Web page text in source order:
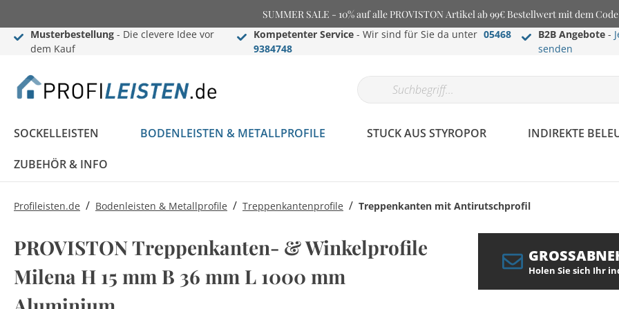
SUMMER SALE - 10% auf alle PROVISTON Artikel ab 99€ Bestellwert mit dem
Musterbestellung - Die clevere Idee vor
dem Kauf
Kompetenter Service - Wir sind für Sie da unter 05468
9384748
B2B Angebote-
senden
SOCKELLEISTEN BODENLEISTEN & METALLPROFILE STUCK AUS STYROPOR INDIREKTE
ZUBEHÖR & INFO
Konfigurator
Ausgleichsprofile
Abschlussprofile
Komplettprogramm
Komplettprogramm
LED Sockelleisten
Sockelleisten ABC
Stuckleisten ABC
Profileisten.de / Bodenleisten & Metallprofile / Treppenkantenprofile / Treppenkanten mit Antirutschprofil
PROVISTON Treppenkanten- & Winkelprofile
Milena H 15 mm B 36 mm L 1000 mm
Holen Sie sich Ihr